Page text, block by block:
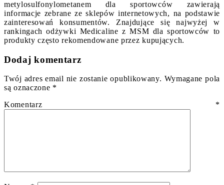
metylosulfonylometanem dla sportowców zawierają
informacje zebrane ze sklepów internetowych, na podstawie
zainteresowań konsumentów. Znajdujące się najwyżej w
rankingach odżywki Medicaline z MSM dla sportowców to
produkty często rekomendowane przez kupujących.
Dodaj komentarz
Twój adres email nie zostanie opublikowany. Wymagane pola
są oznaczone *
Komentarz *